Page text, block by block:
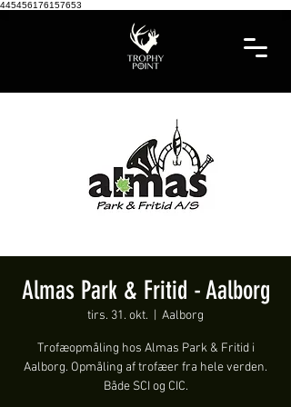
445456176157653
Almas Park & Fritid - Aalborg
tirs. 31. okt. Aalborg
Trofæopmåling hos Almas Park & Fritid i
Aalborg. Opmåling af trofæer fra hele verden.
Både SCI og CIC.